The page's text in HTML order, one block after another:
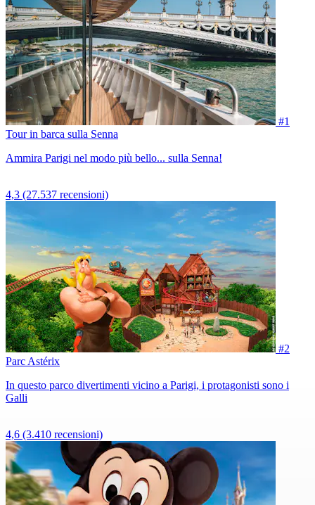
#1
Tour in barca sulla Senna
Ammira Parigi nel modo più bello... sulla Senna!
4,3 (27.537 recensioni)
#2
Parc Astérix
In questo parco divertimenti vicino a Parigi, i protagonisti sono i
Galli
4,6 (3.410 recensioni)